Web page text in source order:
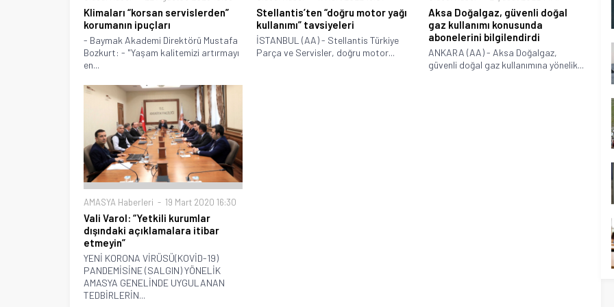
Klimaları “korsan servislerden”
korumanın ipuçları
- Baymak Akademi Direktörü Mustafa
Bozkurt: - "Yaşam kalitemizi artırmayı
en...
Stellantis’ten “doğru motor yağı
kullanımı” tavsiyeleri
İSTANBUL (AA) - Stellantis Türkiye
Parça ve Servisler, doğru motor...
Aksa Doğalgaz, güvenli doğal
gaz kullanımı konusunda
abonelerini bilgilendirdi
ANKARA (AA) - Aksa Doğalgaz,
güvenli doğal gaz kullanımına yönelik...
AMASYA Haberleri 19 Mart 2020 16:30
Vali Varol: “Yetkili kurumlar
dışındaki açıklamalara itibar
etmeyin”
YENİ KORONA VİRÜSÜ(KOVİD-19)
PANDEMİSİNE (SALGIN) YÖNELİK
AMASYA GENELİNDE UYGULANAN
TEDBİRLERİN...